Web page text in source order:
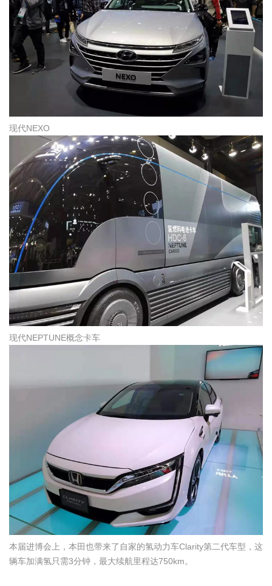
现代NEXO
现代NEPTUNE概念卡车
本届进博会上，本田也带来了自家的氢动力车Clarity第二代车型，这
辆车加满氢只需3分钟，最大续航里程达750km。